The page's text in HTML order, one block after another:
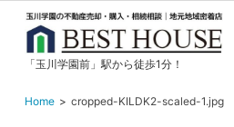
玉
川
「玉川学園前」駅から徒歩1分！
Home cropped-KILDK2-scaled-1.jpg